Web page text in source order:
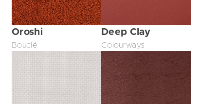
Oroshi
Bouclé
Deep Clay
Colourways